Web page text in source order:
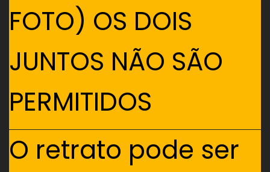
FOTO) OS DOIS
JUNTOS NÃO SÃO
PERMITIDOS
O retrato pode ser